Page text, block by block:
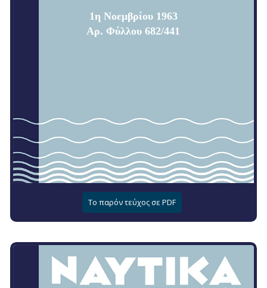
1η Νοεμβρίου 1963
Αρ. Φύλλου 682/441
Το παρόν τεύχος σε PDF